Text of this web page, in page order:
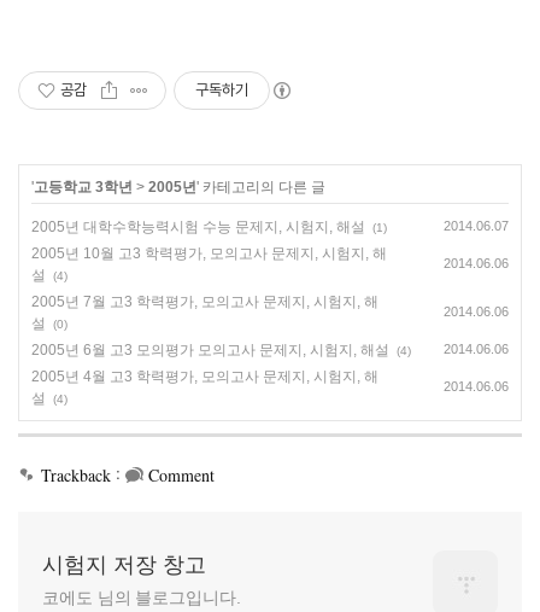
공감 구독하기
'고등학교 3학년 > 2005년' 카테고리의 다른 글
2005년 대학수학능력시험 수능 문제지, 시험지, 해설 (1) 2014.06.07
2005년 10월 고3 학력평가, 모의고사 문제지, 시험지, 해
설
(4)
2014.06.06
2005년 7월 고3 학력평가, 모의고사 문제지, 시험지, 해
설
(0)
2014.06.06
2005년 6월 고3 모의평가 모의고사 문제지, 시험지, 해설 (4) 2014.06.06
2005년 4월 고3 학력평가, 모의고사 문제지, 시험지, 해
설
(4)
2014.06.06
Trackback : Comment
시험지 저장 창고
코에도 님의 블로그입니다.